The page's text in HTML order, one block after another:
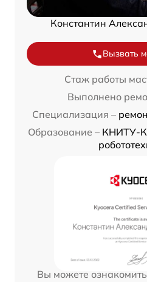
Константин
Вызвать
Стаж работы
Выполнено
Специализация –
Образование – КНИТУ-
Вы можете